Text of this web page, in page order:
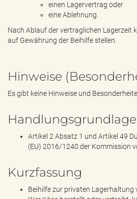
einen Lagervertrag oder
eine Ablehnung.
Nach Ablauf der vertraglichen Lagerzeit
auf Gewährung der Beihilfe stellen.
Hinweise
Es gibt keine Hinweise und
Artikel 2 Absatz 1 und Artikel 49
(EU) 2016/1240 der Kommission
Kurzfassung
Beihilfe zur privaten Lagerhaltung